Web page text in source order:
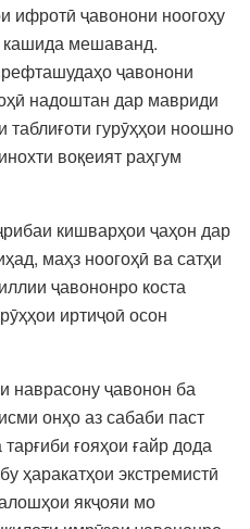
ифротӣ ҷавонони ноогоҳу
кашида мешаванд.
ҷавонони
надоштан дар мавриди
гурӯҳҳои ноошно
воқеият раҳгум
кишварҳои ҷаҳон дар
маҳз ноогоҳӣ ва сатҳи
ҷавононро коста
иртиҷоӣ осон
наврасону ҷавонон ба
онҳо аз сабаби паст
ғояҳои ғайр дода
ҳаракатҳои экстремистӣ
якҷояи мо